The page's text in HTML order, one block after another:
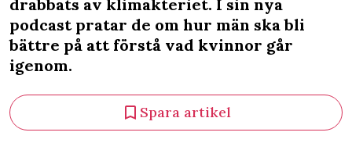
drabbats av klimakteriet. I sin nya
podcast pratar de om hur män ska bli
bättre på att förstå vad kvinnor går
igenom.
Spara artikel